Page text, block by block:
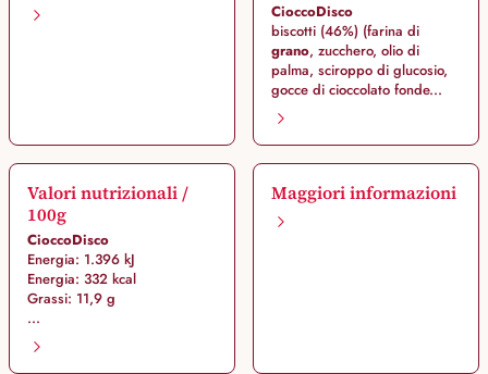
CioccoDisco
biscotti (46%) (farina di
grano, zucchero, olio di
palma, sciroppo di glucosio,
gocce di cioccolato fonde...
Valori nutrizionali /
100g
CioccoDisco
Energia: 1.396 kJ
Energia: 332 kcal
Grassi: 11,9 g
...
Maggiori informazioni